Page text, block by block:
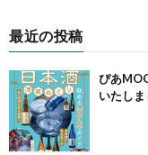
最近の投稿
ぴあ
いたしま